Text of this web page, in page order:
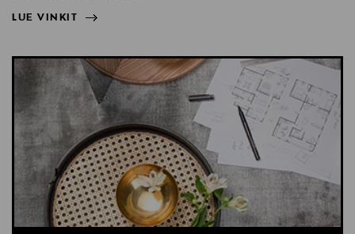
LUE VINKIT
LUE VINKIT